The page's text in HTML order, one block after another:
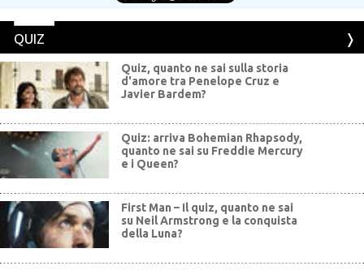
QUIZ
Quiz, quanto ne sai sulla storia
d'amore tra Penelope Cruz e
Javier Bardem?
Quiz: arriva Bohemian Rhapsody,
quanto ne sai su Freddie Mercury
e i Queen?
First Man – Il quiz, quanto ne sai
su Neil Armstrong e la conquista
della Luna?